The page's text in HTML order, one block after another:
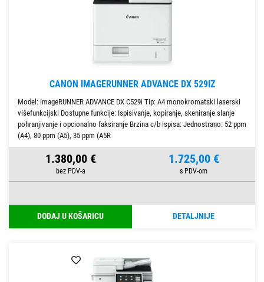
CANON IMAGERUNNER ADVANCE DX 529IZ
Model: imageRUNNER ADVANCE DX C529i Tip: A4 monokromatski laserski
višefunkcijski Dostupne funkcije: Ispisivanje, kopiranje, skeniranje slanje
pohranjivanje i opcionalno faksiranje Brzina c/b ispisa: Jednostrano: 52 ppm
(A4), 80 ppm (A5), 35 ppm (A5R
1.380,00 € 1.725,00 €
DODAJ U KOŠARICU DETALJNIJE